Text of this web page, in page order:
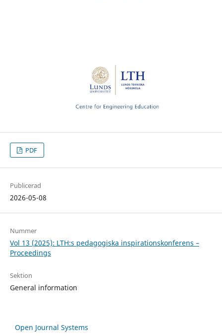
PDF
Publicerad
2026-05-08
Nummer
Vol 13 (2025): LTH:s pedagogiska inspirationskonferens –
Proceedings
Sektion
General information
Open Journal Systems